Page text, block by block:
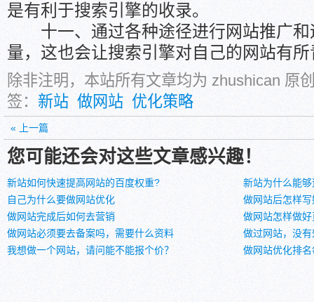
是有利于搜索引擎的收录。
十一、通过各种途径进行网站推广和
量，这也会让搜索引擎对自己的网站有
除非注明，本站所有文章均为 zhushican 原
签： 新站 做网站 优化策略
« 上一篇
您可能还会对这些文章感兴趣！
新站如何快速提高网站的百度权重?
新站为什么能
自己为什么要做网站优化
做网站后怎样
做网站完成后如何去营销
做网站怎样做
做网站必须要去备案吗，需要什么资料
做过网站，没
我想做一个网站，请问能不能报个价？
做网站优化排